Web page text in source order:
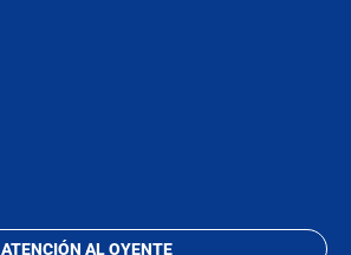
ATENCIÓN AL OYENTE